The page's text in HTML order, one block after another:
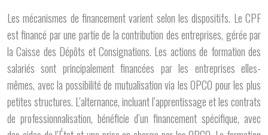
Les mécanismes de financement varient selon les dispositifs. Le CPF
est financé par une partie de la contribution des entreprises, gérée par
la Caisse des Dépôts et Consignations. Les actions de formation des
salariés sont principalement financées par les entreprises elles-
mêmes, avec la possibilité de mutualisation via les OPCO pour les plus
petites structures. L’alternance, incluant l’apprentissage et les contrats
de professionnalisation, bénéficie d’un financement spécifique, avec